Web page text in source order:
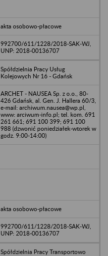
akta osobowo-płacowe
992700/611/1228/2018-SAK-WJ,
UNP: 2018-00136707
Spółdzielnia Pracy Usług
Kolejowych Nr 16 - Gdańsk
ARCHET - NAUSEA Sp. z o.o., 80-
426 Gdańsk, al. Gen. J. Hallera 60/3,
e-mail: archiwum.nausea@wp.pl,
www: arciwum-info.pl; tel. kom. 691
261 661; 691 100 399; 691 100
988 (dzwonić poniedziałek-wtorek w
godz. 9:00-14:00)
akta osobowo-płacowe
992700/611/1228/2018-SAK-WJ,
UNP: 2018-00136707
Spółdzielnia Pracy Transportowo